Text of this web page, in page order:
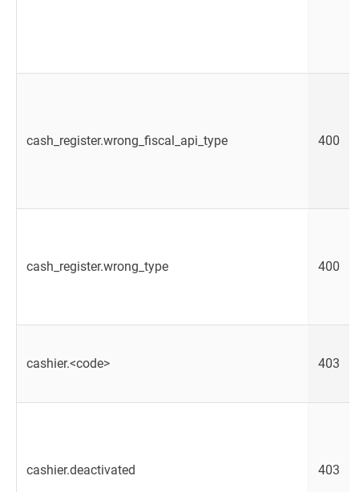
cash_register.wrong_fiscal_api_type 400
cash_register.wrong_type 400
cashier.<code> 403
cashier.deactivated 403